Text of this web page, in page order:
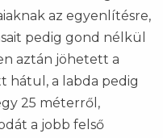
az egyenlítésre,
pedig gond nélkül
aztán jöhetett a
hátul, a labda pedig
25 méterről,
a jobb felső